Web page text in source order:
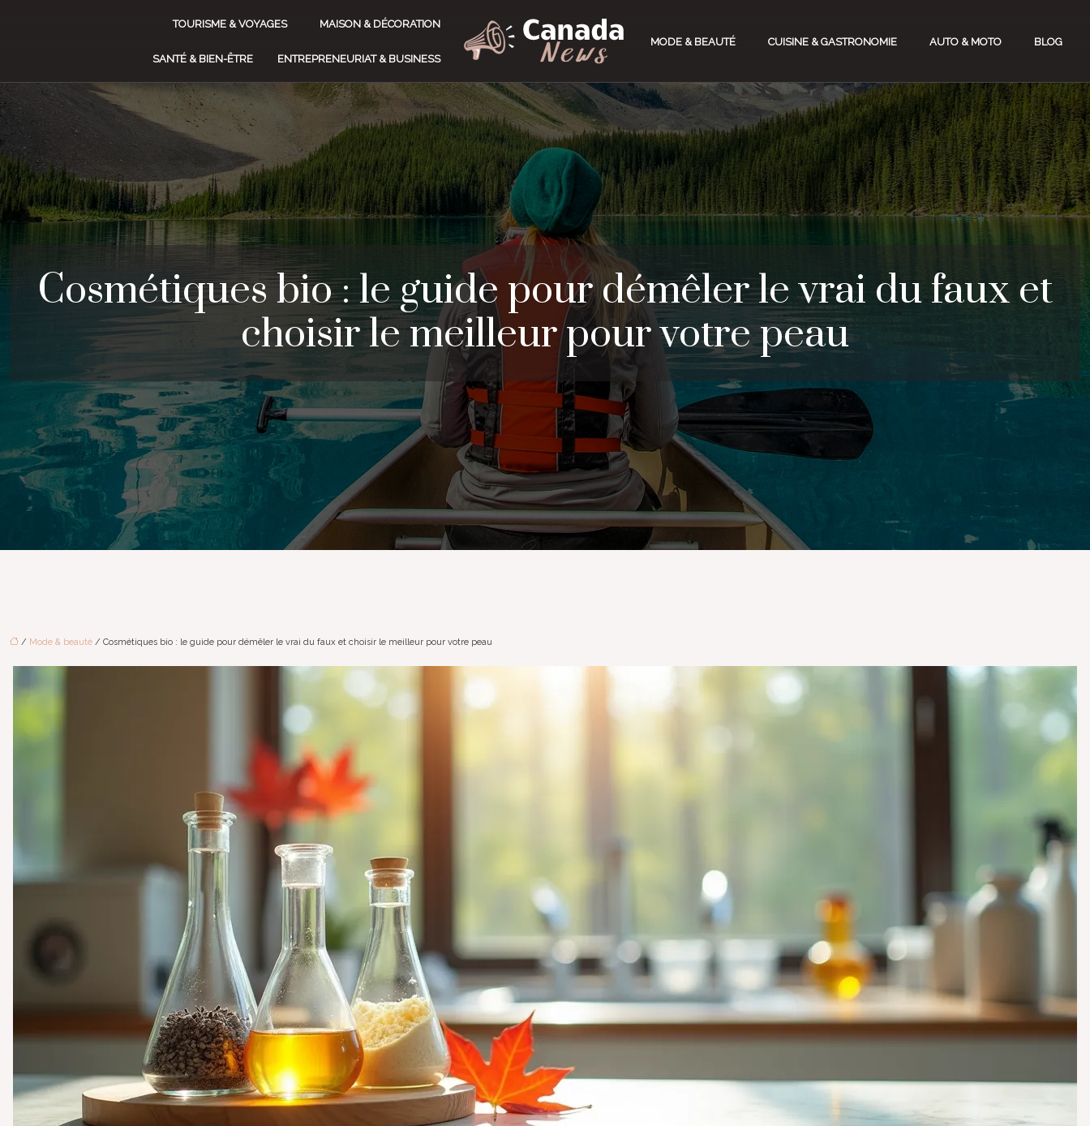
MAISON & DÉCORATION
TOURISME & VOYAGES
ENTREPRENEURIAT & BUSINESS
SANTÉ & BIEN-ÊTRE
MODE & BEAUTÉ CUISINE & GASTRONOMIE AUTO & MOTO BLOG
Cosmétiques bio : le guide pour démêler le vrai du faux et
choisir le meilleur pour votre peau
/ Mode & beauté / Cosmétiques bio : le guide pour démêler le vrai du faux et choisir le meilleur pour votre peau